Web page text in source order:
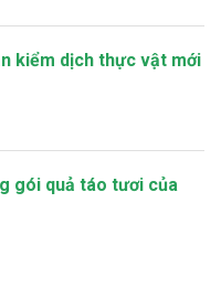
kiểm dịch thực vật mới
gói quả táo tươi của